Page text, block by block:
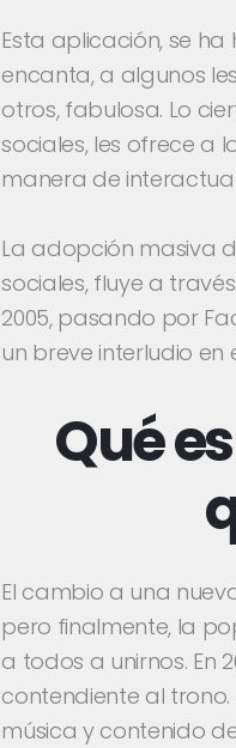
Esta aplicación, se
encanta, a algunos
otros, fabulosa. Lo
sociales, les ofrece a
manera de
La adopción masiva
sociales, fluye a
2005, pasando por
un breve interludio en
Qué
El cambio a una
pero finalmente, la
a todos a unirnos. En
contendiente al trono.
música y contenido